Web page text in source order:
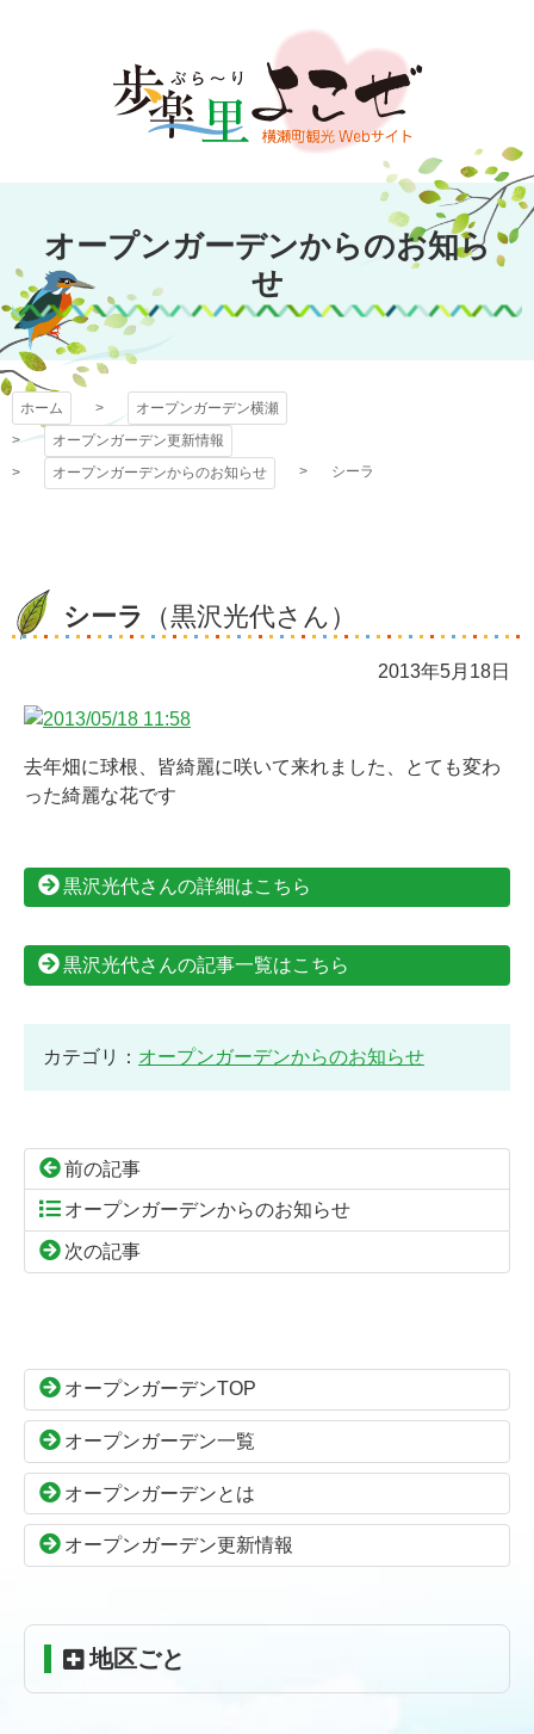
文
キ
プ
オープンガーデン
横瀬
オープンガーデンからのお知ら
せ
ホーム
オープンガーデン横瀬
オープンガーデン更新情報
オープンガーデンからのお知らせ
シーラ
シーラ （黒沢光代さん）
2013年5月18日
去年畑に球根、皆綺麗に咲いて来れました、とても変わ
った綺麗な花です
黒沢光代さんの詳細はこちら
黒沢光代さんの記事一覧はこちら
カテゴリ： オープンガーデンからのお知らせ
前の記事
オープンガーデンからのお知らせ
次の記事
ン
本
文
先
へ
る
の
頭
へ
る
オープンガーデンTOP
オープンガーデン一覧
オープンガーデンとは
オープンガーデン更新情報
地区ごと